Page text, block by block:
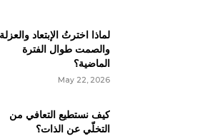
لماذا اخترتُ الإبتعاد والعزلة
والصمت طوال الفترة
الماضية؟
May 22, 2026
كيف نستطيع التعافي من
التخلّي عن الذات؟